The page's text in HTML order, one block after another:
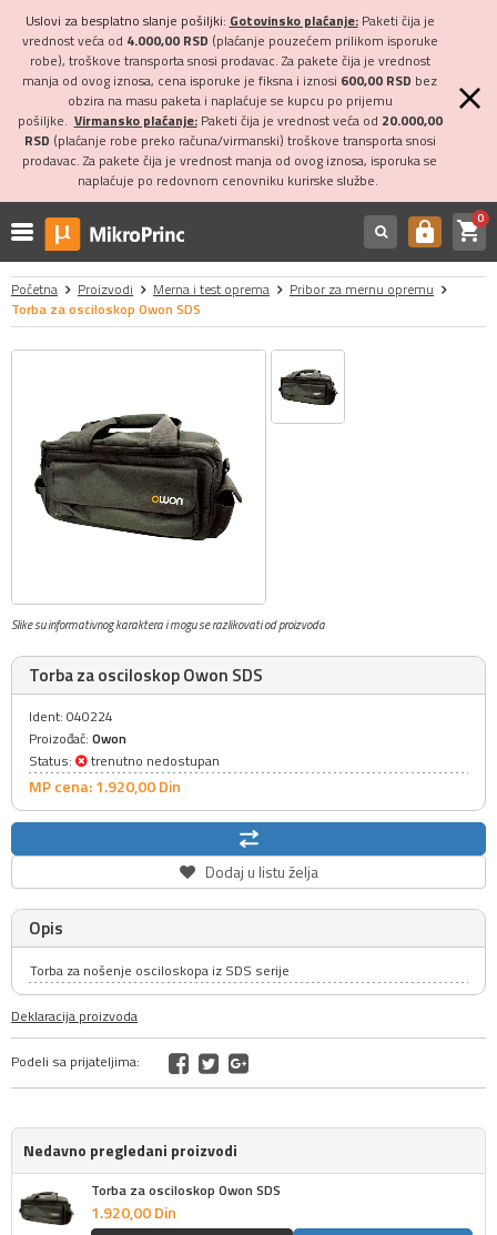
Uslovi za besplatno slanje pošiljki: Gotovinsko plaćanje:Paketi čija je
vrednost veća od 4.000,00 RSD (plaćanje pouzećem prilikom isporuke
robe), troškove transporta snosi prodavac. Za pakete čija je vrednost
manja od ovog iznosa, cena isporuke je fiksna i iznosi 600,00 RSD bez
obzira na masu paketa i naplaćuje se kupcu po prijemu
pošiljke. Virmansko plaćanje:Paketi čija je vrednost veća od 20.000,00
RSD (plaćanje robe preko računa/virmanski) troškove transporta snosi
prodavac. Za pakete čija je vrednost manja od ovog iznosa, isporuka se
naplaćuje po redovnom cenovniku kurirske službe.
https shopping_cart0
Početna Proizvodi Merna i test oprema
Pribor za mernu opremu
Torba za osciloskop Owon SDS
Slike su informativnog karaktera i mogu se razlikovati od proizvoda
Torba za osciloskop Owon SDS
Ident: 040224
Proizođač: Owon
Status:
trenutno nedostupan
MP cena: 1.920,00Din
Dodaj u listu želja
Opis
Torba za nošenje osciloskopa iz SDS serije
Deklaracija proizvoda
Podeli sa prijateljima:
Nedavno pregledani proizvodi
Torba za osciloskop Owon SDS
1.920,00Din